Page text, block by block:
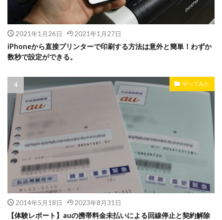
2021年1月26日 2021年1月27日
iPhoneから直接プリンターで印刷する方法は意外と簡単！わずか
数秒で設定ができる。
やってみた
2014年5月18日 2023年8月31日
【体験レポート】auの携帯料金未払いによる回線停止と契約解除